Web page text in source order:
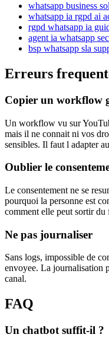
whatsapp business
whatsapp ia rgpd ai
rgpd whatsapp ia
agent ia whatsapp
bsp whatsapp sla
Erreurs
Copier un workflow
Un workflow vu sur
mais il ne connait ni vos
sensibles. Il faut l adapter
Oublier le
Le consentement ne se
pourquoi la personne est
comment elle peut sortir du
Ne pas journaliser
Sans logs, impossible de
envoyee. La journalisation
canal.
FAQ
Un chatbot suffit-il ?